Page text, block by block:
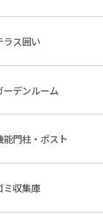
ラス囲い
ーデンルーム
能門柱・ポスト
ミ収集庫